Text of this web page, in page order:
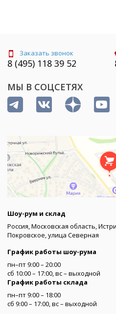
Заказать звонок
8 (495) 118 39 52
МЫ В СОЦСЕТЯХ
Шоу-рум и склад
Россия, Московская область,
Покровское, улица Северная
График работы шоу-рума
пн–пт 9:00 – 20:00
сб 10:00 – 17:00, вс – выходной
График работы склада
пн–пт 9:00 – 18:00
сб 9:00 – 17:00, вс – выходной